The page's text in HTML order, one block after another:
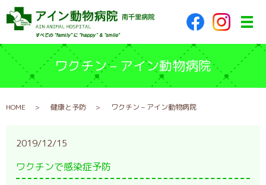
メ
ワクチン – アイン動物病院
HOME 健康と予防 ワクチン – アイン動物病院
2019/12/15
ワクチンで感染症予防